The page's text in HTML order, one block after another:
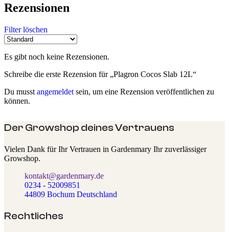
Rezensionen
Filter löschen
Es gibt noch keine Rezensionen.
Schreibe die erste Rezension für „Plagron Cocos Slab 12L“
Du musst angemeldet sein, um eine Rezension veröffentlichen zu
können.
Der Growshop deines Vertrauens
Vielen Dank für Ihr Vertrauen in Gardenmary Ihr zuverlässiger
Growshop.
kontakt@gardenmary.de
0234 - 52009851
44809 Bochum Deutschland
Rechtliches